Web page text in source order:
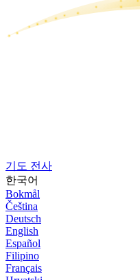
기도 전사
한국어
Bokmål
Čeština
Deutsch
English
Español
Filipino
Français